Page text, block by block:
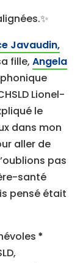
Javaudin,
fille, Angela
Lionel-
le
dans mon
aller de
pas
santé
pensé était
*